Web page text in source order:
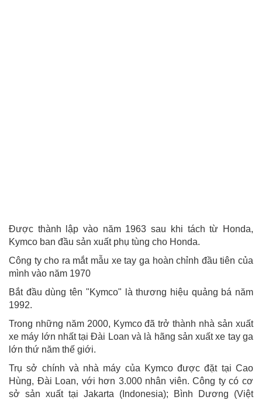
Được thành lập vào năm 1963 sau khi tách từ Honda,
Kymco ban đầu sản xuất phụ tùng cho Honda.
Công ty cho ra mắt mẫu xe tay ga hoàn chỉnh đầu tiên của
mình vào năm 1970
Bắt đầu dùng tên "Kymco" là thương hiệu quảng bá năm
1992.
Trong những năm 2000, Kymco đã trở thành nhà sản xuất
xe máy lớn nhất tại Đài Loan và là hãng sản xuất xe tay ga
lớn thứ năm thế giới.
Trụ sở chính và nhà máy của Kymco được đặt tại Cao
Hùng, Đài Loan, với hơn 3.000 nhân viên. Công ty có cơ
sở sản xuất tại Jakarta (Indonesia); Bình Dương (Việt